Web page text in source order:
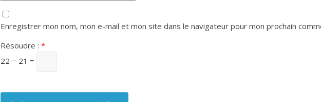
Enregistrer mon nom, mon e-mail et mon site dans le navigateur pour mon prochain
Résoudre : *
22 − 21 =